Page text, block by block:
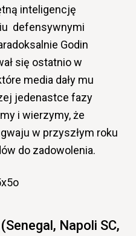
inteligencję
defensywnymi
Godin
się ostatnio w
media dały mu
jedenastce fazy
i wierzymy, że
w przyszłym roku
do zadowolenia.
Napoli SC,